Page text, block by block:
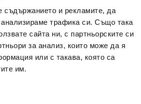
съдържанието и рекламите, да
трафика си. Също така
сайта ни, с партньорските си
за анализ, които може да я
или с такава, която са
им.